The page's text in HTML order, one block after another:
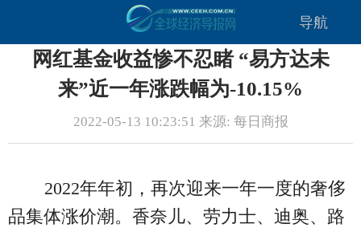
导航
网红基金收益惨不忍睹 “易方达未
来”近一年涨跌幅为-10.15%
2022-05-13 10:23:51 来源: 每日商报
2022年年初，再次迎来一年一度的奢侈
品集体涨价潮。香奈儿、劳力士、迪奥、路